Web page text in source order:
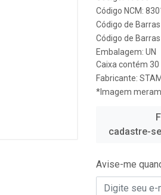
Código NCM:
Código de
Código de
Embalagem: UN
Caixa contém 30
Fabricante: STAM
*Imagem
cadastre-
Avise-me